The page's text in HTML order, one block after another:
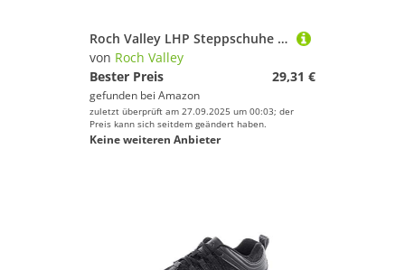
Roch Valley LHP Steppschuhe für Mädchen und Damen aus PU Schwarz 11.5 (30)
von Roch Valley
Bester Preis
29,31 €
gefunden bei Amazon
zuletzt überprüft am 27.09.2025 um 00:03; der
Preis kann sich seitdem geändert haben.
Keine weiteren Anbieter